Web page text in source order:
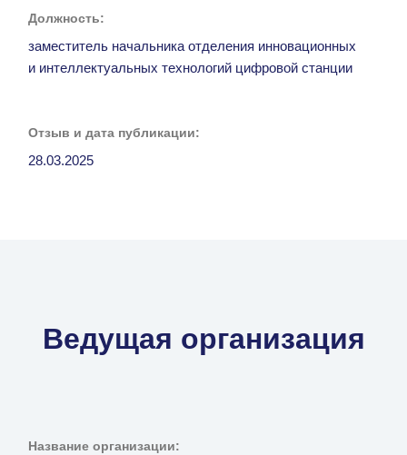
Должность:
заместитель начальника отделения инновационных
и интеллектуальных технологий цифровой станции
Отзыв и дата публикации:
28.03.2025
Ведущая организация
Название организации: